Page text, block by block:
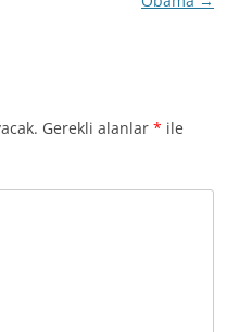
Gerekli alanlar * ile